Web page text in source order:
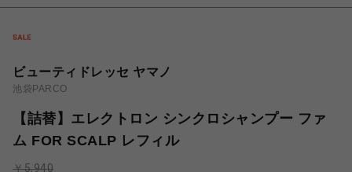
ビューティドレッセ ヤマノ
池袋PARCO
【詰替】エレクトロン シンクロシャンプー ファ
ム FOR SCALP レフィル
￥5,940